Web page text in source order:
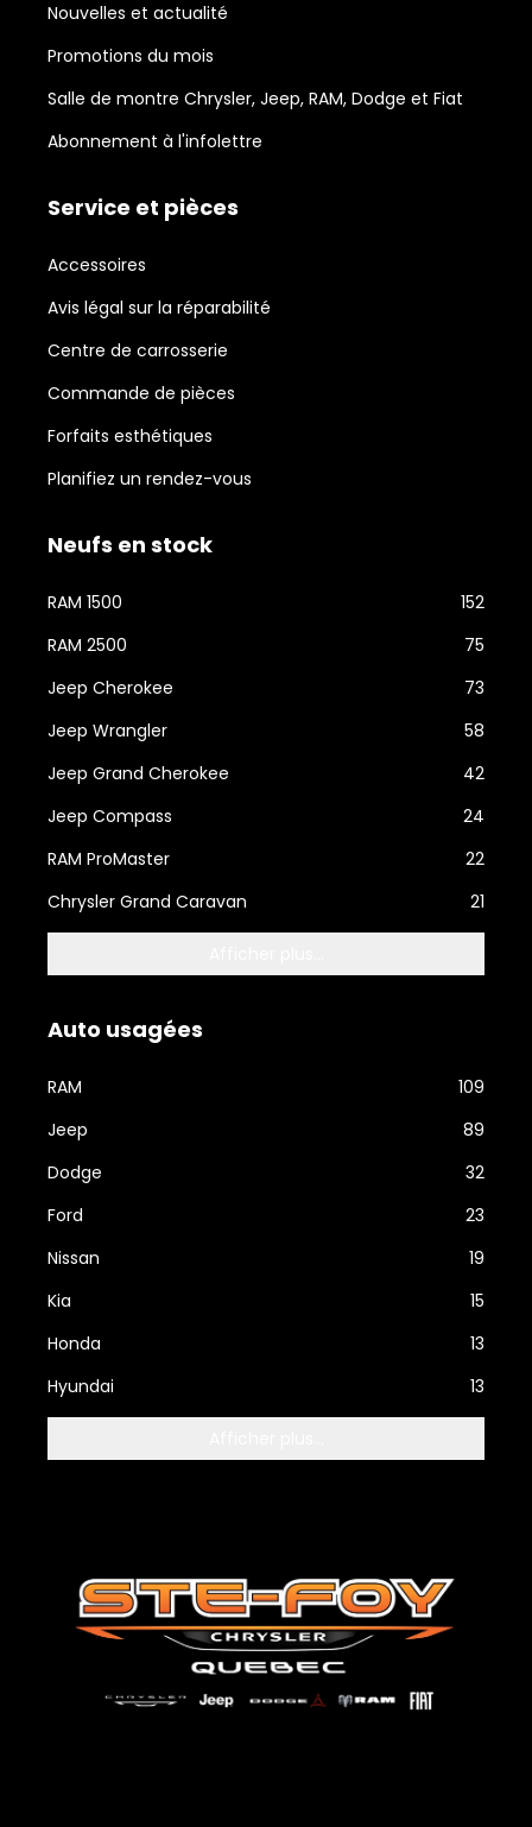
Nouvelles et actualité
Promotions du mois
Salle de montre Chrysler, Jeep, RAM, Dodge et Fiat
Abonnement à l'infolettre
Service et pièces
Accessoires
Avis légal sur la réparabilité
Centre de carrosserie
Commande de pièces
Forfaits esthétiques
Planifiez un rendez-vous
Neufs en stock
RAM 1500
152
RAM 2500
75
Jeep Cherokee
73
Jeep Wrangler
58
Jeep Grand Cherokee
42
Jeep Compass
24
RAM ProMaster
22
Chrysler Grand Caravan
21
Auto usagées
RAM
109
Jeep
89
Dodge
32
Ford
23
Nissan
19
Kia
15
Honda
13
Hyundai
13